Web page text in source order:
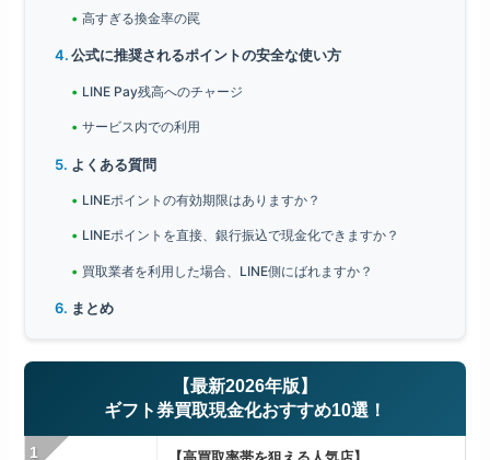
高すぎる換金率の罠
公式に推奨されるポイントの安全な使い方
LINE Pay残高へのチャージ
サービス内での利用
よくある質問
LINEポイントの有効期限はありますか？
LINEポイントを直接、銀行振込で現金化できますか？
買取業者を利用した場合、LINE側にばれますか？
まとめ
【最新2026年版】
ギフト券買取現金化おすすめ10選！
1